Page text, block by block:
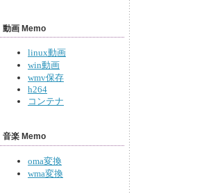
動画 Memo
linux動画
win動画
wmv保存
h264
コンテナ
音楽 Memo
oma変換
wma変換